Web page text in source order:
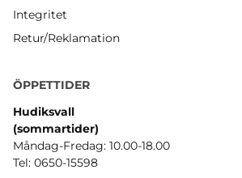
Integritet
Retur/Reklamation
ÖPPETTIDER
Hudiksvall
(sommartider)
Måndag-Fredag: 10.00-18.00
Tel: 0650-15598